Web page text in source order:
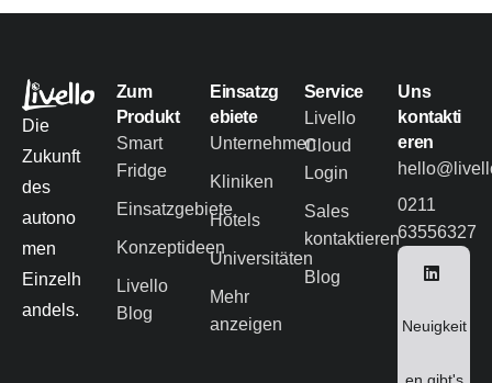
Die
Zukunft
des
autono
men
Einzelh
andels.
Zum
Produkt
Smart
Fridge
Einsatzgebiete
Konzeptideen
Livello
Blog
Einsatzg
ebiete
Unternehmen
Kliniken
Hotels
Universitäten
Mehr
anzeigen
Service
Livello
Cloud
Login
Sales
kontaktieren
Blog
Uns
kontakti
eren
0211
63556327
Neuigkeit